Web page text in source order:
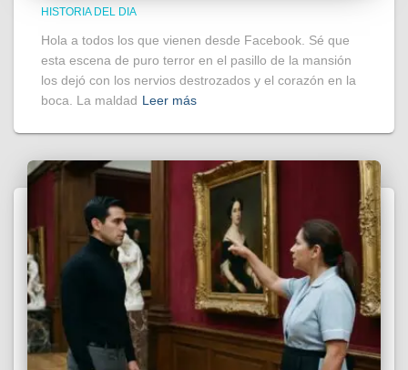
HISTORIA DEL DIA
Hola a todos los que vienen desde Facebook. Sé que
esta escena de puro terror en el pasillo de la mansión
los dejó con los nervios destrozados y el corazón en la
boca. La maldad Leer más